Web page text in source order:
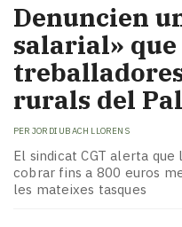
Denuncien
salarial»
rurals del
PER JORDI UBACH LLORENS
El sindicat CGT alerta
cobrar fins a 800 euros
les mateixes tasques